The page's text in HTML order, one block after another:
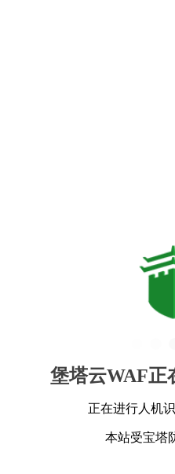
堡塔云WAF正
正在进行人机
本站受宝塔